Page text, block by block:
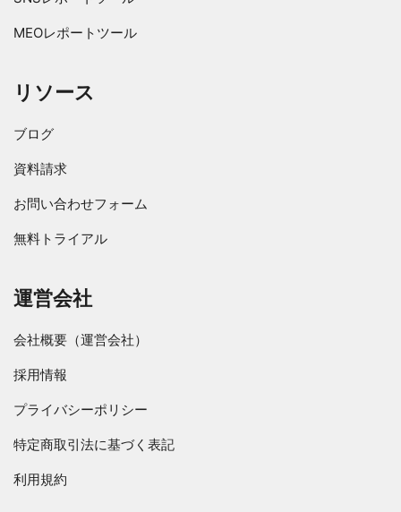
MEOレポートツール
リソース
ブログ
資料請求
お問い合わせフォーム
無料トライアル
運営会社
会社概要（運営会社）
採用情報
プライバシーポリシー
特定商取引法に基づく表記
利用規約